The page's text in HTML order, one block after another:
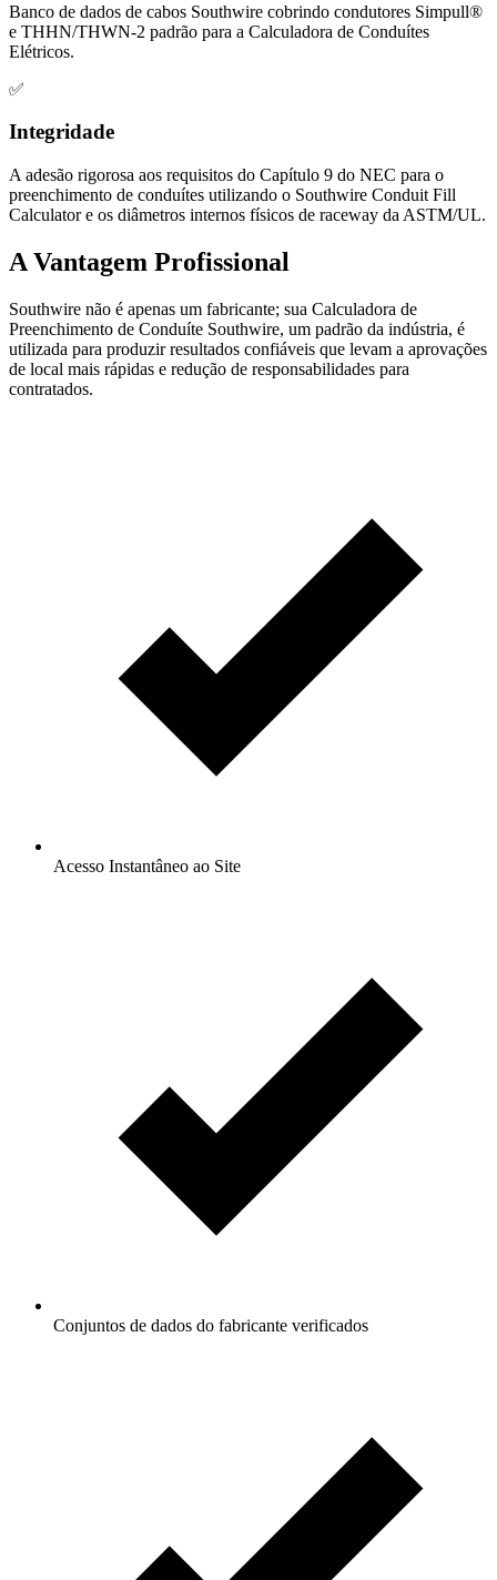
Banco de dados de cabos Southwire cobrindo condutores Simpull®
e THHN/THWN-2 padrão para a Calculadora de Conduítes
Elétricos.
✅
Integridade
A adesão rigorosa aos requisitos do Capítulo 9 do NEC para o
preenchimento de conduítes utilizando o Southwire Conduit Fill
Calculator e os diâmetros internos físicos de raceway da ASTM/UL.
A Vantagem Profissional
Southwire não é apenas um fabricante; sua Calculadora de
Preenchimento de Conduíte Southwire, um padrão da indústria, é
utilizada para produzir resultados confiáveis que levam a aprovações
de local mais rápidas e redução de responsabilidades para
contratados.
Acesso Instantâneo ao Site
Conjuntos de dados do fabricante verificados